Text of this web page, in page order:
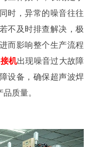
时，异常的噪音往往
不及时排查解决，极
而影响整个生产流程
机出现噪音过大故障
设备，确保超声波焊
质量。